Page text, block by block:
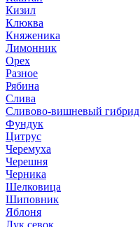
Кизил
Клюква
Княженика
Лимонник
Орех
Разное
Рябина
Слива
Сливово-вишневый гибрид
Фундук
Цитрус
Черемуха
Черешня
Черника
Шелковица
Шиповник
Яблоня
Лук севок